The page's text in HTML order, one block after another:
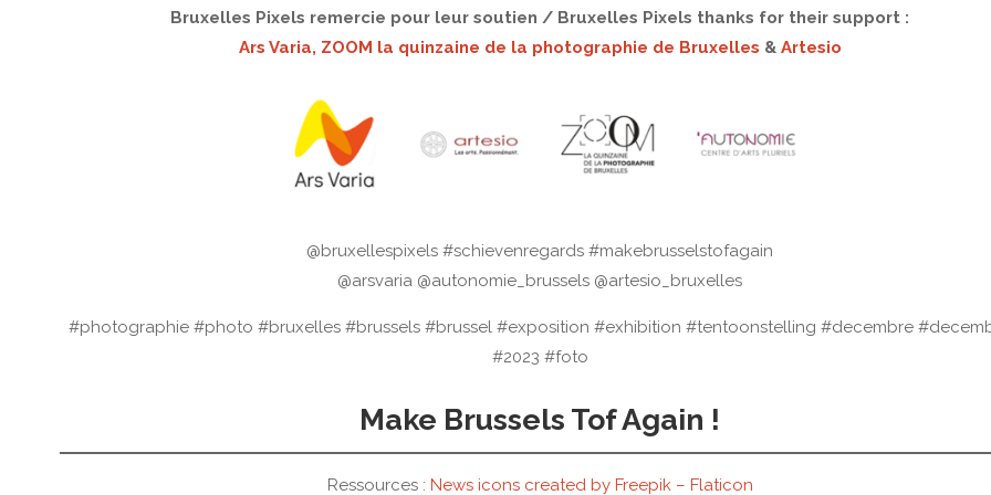
Bruxelles Pixels remercie pour leur soutien / Bruxelles Pixels thanks for their support :
Ars Varia, ZOOM la quinzaine de la photographie de Bruxelles & Artesio
@bruxellespixels #schievenregards #makebrusselstofagain
@arsvaria @autonomie_brussels @artesio_bruxelles
#photographie #photo #bruxelles #brussels #brussel #exposition #exhibition #tentoonstelling #decembre
#2023 #foto
Make Brussels Tof Again !
Ressources : News icons created by Freepik – Flaticon